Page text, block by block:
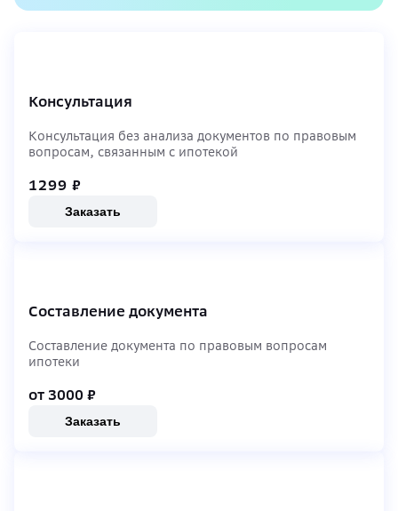
Консультация
Консультация без анализа документов по правовым
вопросам, связанным с ипотекой
1299 ₽
Заказать
Составление документа
Составление документа по правовым вопросам
ипотеки
от 3000 ₽
Заказать